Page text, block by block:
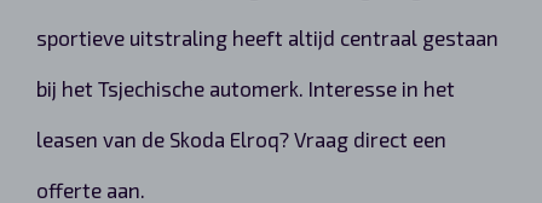
sportieve uitstraling heeft altijd centraal gestaan
bij het Tsjechische automerk. Interesse in het
leasen van de Skoda Elroq? Vraag direct een
offerte aan.